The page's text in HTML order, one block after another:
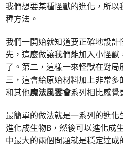
我們想要某種怪獸的進化，所
種方法。
我們一開始就知道要正確地設
先，這麼做讓我們能加入小怪
了。第二，這樣一來怪獸在對
三，這會給原始材料加上非常
和其他魔法風雲會系列相比感覺
最簡單的做法就是一系列的進
進化成生物B，然後可以進化成
中最大的兩個問題就是穩定達